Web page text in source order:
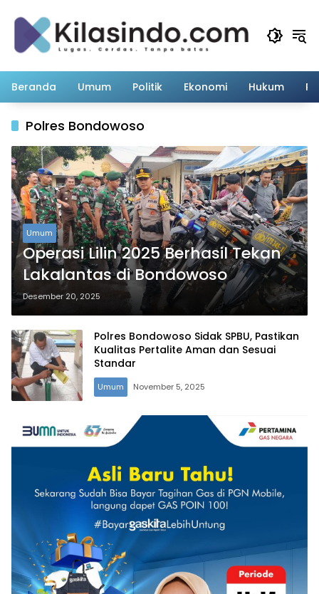
Beranda Umum Politik Ekonomi Hukum
Polres Bondowoso
Umum
Operasi Lilin 2025 Berhasil Tekan
Lakalantas di Bondowoso
Desember 20, 2025
Polres Bondowoso Sidak SPBU, Pastikan
Kualitas Pertalite Aman dan Sesuai
Standar
Umum November 5, 2025